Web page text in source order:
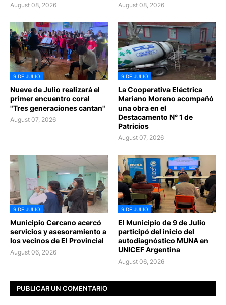
August 08, 2026 August 08, 2026
9 DE JULIO
Nueve de Julio realizará el
primer encuentro coral
"Tres generaciones cantan"
August 07, 2026
9 DE JULIO
La Cooperativa Eléctrica
Mariano Moreno acompañó
una obra en el
Destacamento N° 1 de
Patricios
August 07, 2026
9 DE JULIO
Municipio Cercano acercó
servicios y asesoramiento a
los vecinos de El Provincial
August 06, 2026
9 DE JULIO
El Municipio de 9 de Julio
participó del inicio del
autodiagnóstico MUNA en
UNICEF Argentina
August 06, 2026
PUBLICAR UN COMENTARIO